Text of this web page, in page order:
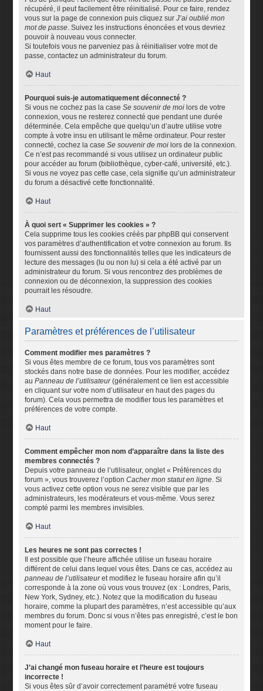
récupéré, il peut facilement être réinitialisé. Pour ce faire, rendez
vous sur la page de connexion puis cliquez surJ’ai oublié mon
mot de passe. Suivez les instructions énoncées et vous devriez
pouvoir à nouveau vous connecter.
Si toutefois vous ne parveniez pas à réinitialiser votre mot de
passe, contactez un administrateur du forum.
Haut
Pourquoi suis-je automatiquement déconnecté ?
Si vous ne cochez pas la caseSe souvenir de moi lors de votre
connexion, vous ne resterez connecté que pendant une durée
déterminée. Cela empêche que quelqu’un d’autre utilise votre
compte à votre insu en utilisant le même ordinateur. Pour rester
connecté, cochez la caseSe souvenir de moi lors de la connexion.
Ce n’est pas recommandé si vous utilisez un ordinateur public
pour accéder au forum (bibliothèque, cyber-café, université, etc.).
Si vous ne voyez pas cette case, cela signifie qu’un administrateur
du forum a désactivé cette fonctionnalité.
Haut
À quoi sert « Supprimer les cookies » ?
Cela supprime tous les cookies créés par phpBB qui conservent
vos paramètres d’authentification et votre connexion au forum. Ils
fournissent aussi des fonctionnalités telles que les indicateurs de
lecture des messages (lu ou non lu) si cela a été activé par un
administrateur du forum. Si vous rencontrez des problèmes de
connexion ou de déconnexion, la suppression des cookies
pourrait les résoudre.
Haut
Paramètres et préférences de l’utilisateur
Comment modifier mes paramètres ?
Si vous êtes membre de ce forum, tous vos paramètres sont
stockés dans notre base de données. Pour les modifier, accédez
auPanneau de l’utilisateur(généralement ce lien est accessible
en cliquant sur votre nom d’utilisateur en haut des pages du
forum). Cela vous permettra de modifier tous les paramètres et
préférences de votre compte.
Haut
Comment empêcher mon nom d’apparaître dans la liste des
membres connectés ?
Depuis votre panneau de l’utilisateur, onglet « Préférences du
forum », vous trouverez l’optionCacher mon statut en ligne. Si
vous activez cette option vous ne serez visible que par les
administrateurs, les modérateurs et vous-même. Vous serez
compté parmi les membres invisibles.
Haut
Les heures ne sont pas correctes !
Il est possible que l’heure affichée utilise un fuseau horaire
différent de celui dans lequel vous êtes. Dans ce cas, accédez au
panneau de l’utilisateuret modifiez le fuseau horaire afin qu’il
corresponde à la zone où vous vous trouvez (ex : Londres, Paris,
New York, Sydney, etc.). Notez que la modification du fuseau
horaire, comme la plupart des paramètres, n’est accessible qu’aux
membres du forum. Donc si vous n’êtes pas enregistré, c’est le bon
moment pour le faire.
Haut
J’ai changé mon fuseau horaire et l’heure est toujours
incorrecte !
Si vous êtes sûr d’avoir correctement paramétré votre fuseau